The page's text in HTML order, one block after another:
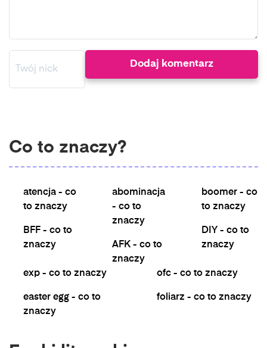
Co to znaczy?
atencja - co
to znaczy
BFF - co to
znaczy
abominacja
- co to
znaczy
AFK - co to
znaczy
boomer - co
to znaczy
DIY - co to
znaczy
exp - co to znaczy
easter egg - co to
znaczy
ofc - co to znaczy
foliarz - co to znaczy